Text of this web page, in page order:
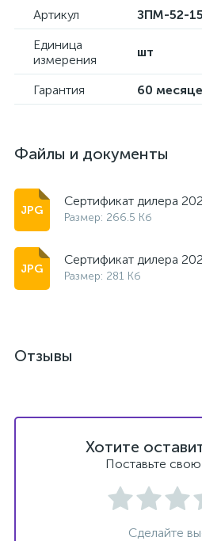
Артикул
ЗПМ-52-
Единица
измерения
шт
Гарантия 60
Файлы и документы
Сертификат дилера
Размер: 266.5 Кб
Сертификат дилера
Размер: 281 Кб
Отзывы
Хотите
Поставьте
Сделайте